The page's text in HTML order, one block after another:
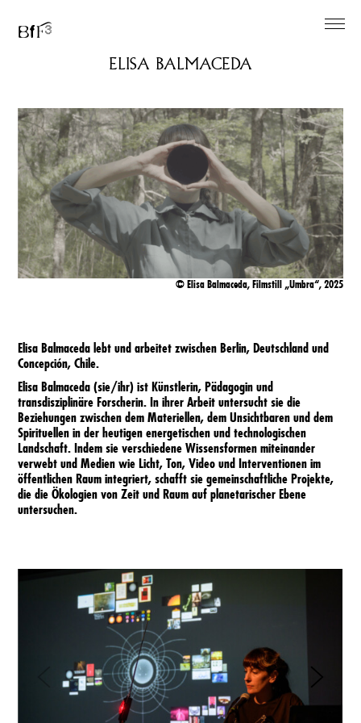
Über
Künstler*innen
Ausstellung
Programm
Programmimpressionen
Newsletter
Impressum
BfF1
ELISA BALMACEDA
©Elisa Balmaceda, Filmstill „Umbra“, 2025
Elisa Balmaceda lebt und arbeitet zwischen Berlin, Deutschland und
Concepción, Chile.
Elisa Balmaceda (sie/ihr) ist Künstlerin, Pädagogin und
transdisziplinäre Forscherin. In ihrer Arbeit untersucht sie die
Beziehungen zwischen dem Materiellen, dem Unsichtbaren und dem
Spirituellen in der heutigen energetischen und technologischen
Landschaft. Indem sie verschiedene Wissensformen miteinander
verwebt und Medien wie Licht, Ton, Video und Interventionen im
öffentlichen Raum integriert, schafft sie gemeinschaftliche Projekte,
die die Ökologien von Zeit und Raum auf planetarischer Ebene
untersuchen.